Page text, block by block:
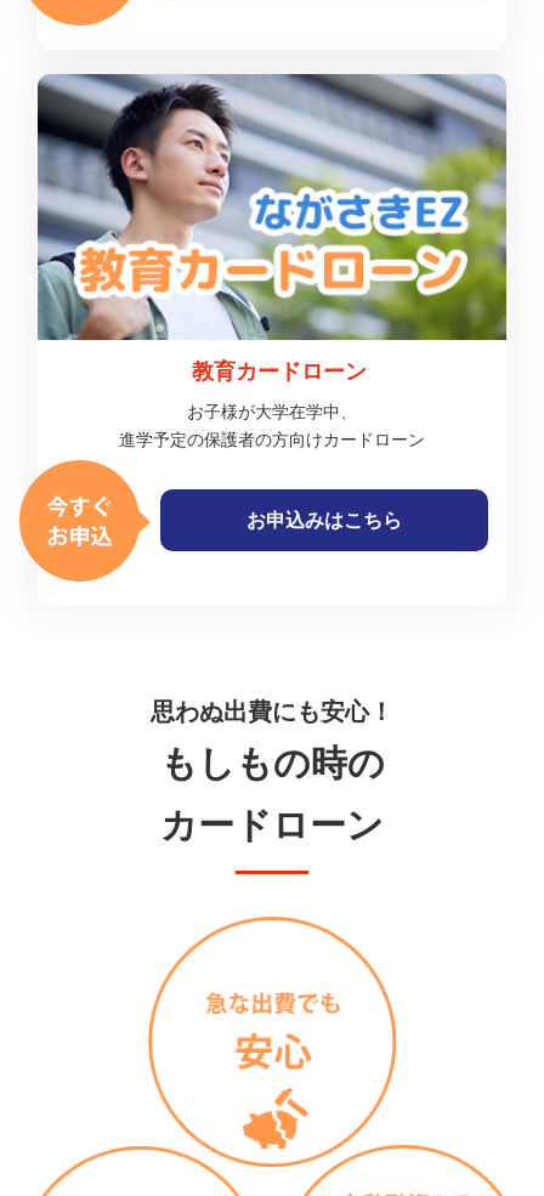
教育カードローン
お子様が大学在学中、
進学予定の保護者の方向けカードローン
お申込みはこちら
思わぬ出費にも安心！
もしもの時の
カードローン